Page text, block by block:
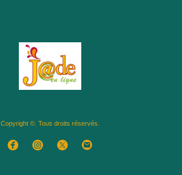
Copyright ©. Tous droits réservés.